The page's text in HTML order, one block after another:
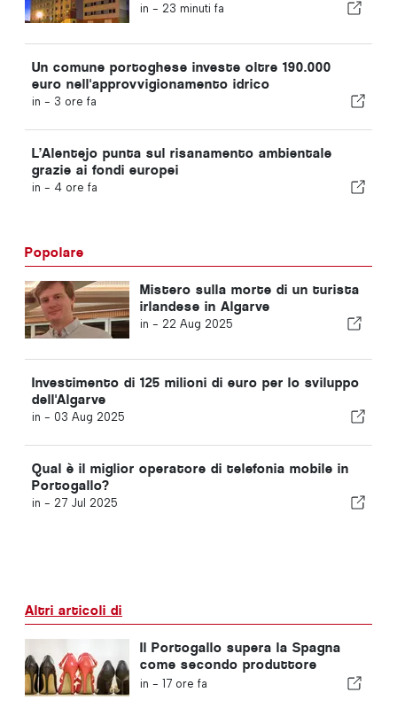
in - 23 minuti fa
Un comune portoghese investe oltre 190.000
euro nell'approvvigionamento idrico
in - 3 ore fa
L’Alentejo punta sul risanamento ambientale
grazie ai fondi europei
in - 4 ore fa
Popolare
Mistero sulla morte di un turista
irlandese in Algarve
in - 22 Aug 2025
Investimento di 125 milioni di euro per lo sviluppo
dell'Algarve
in - 03 Aug 2025
Qual è il miglior operatore di telefonia mobile in
Portogallo?
in - 27 Jul 2025
Altri articoli di
Il Portogallo supera la Spagna
come secondo produttore
europeo di calzature
in - 17 ore fa